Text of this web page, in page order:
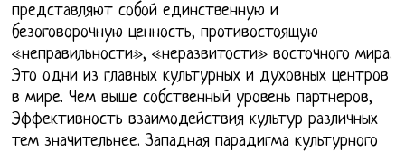
представляют собой единственную и
безоговорочную ценность, противостоящую
«неправильности», «неразвитости» восточного мира.
Это одни из главных культурных и духовных центров
в мире. Чем выше собственный уровень партнеров,
Эффективность взаимодействия культур различных
тем значительнее. Западная парадигма культурного